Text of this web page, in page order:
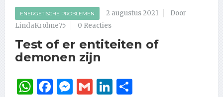
ENERGETISCHE PROBLEMEN 2 augustus 2021
Door
LindaKrohne75
0 Reacties
Test of er entiteiten of
demonen zijn
WhatsApp
Facebook
Messenger
GmailLinkedIn